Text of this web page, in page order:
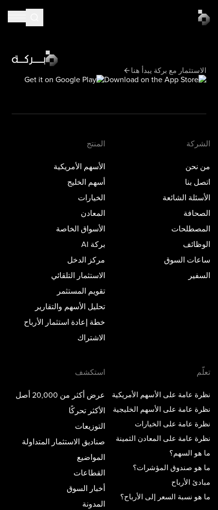
الاستثمار مع بركة يبدأ هنا
الشركة
من نحن
اتصل بنا
الأسئلة الشائعة
الصحافة
المصطلحات
الوظائف
ساعات السوق
السفير
المنتج
الأسهم الأمريكية
أسهم الخليج
الخيارات
المعادن
الأسواق الخاصة
بركة AI
مركز الدخل
الاستثمار التلقائي
تقويم المستثمر
تحليل الأسهم والتقارير
خطة إعادة استثمار الأرباح
الاشتراك
تعلّم
نظرة عامة على الأسهم الأمريكية
نظرة عامة على الأسهم الخليجية
نظرة عامة على الخيارات
نظرة عامة على المعادن الثمينة
ما هو السهم؟
ما هو صندوق المؤشرات؟
مبادئ الأرباح
ما هو نسبة السعر إلى الأرباح؟
استكشف
عرض أكثر من 20,000 أصل
الأكثر تحركًا
التوزيعات
صناديق الاستثمار المتداولة
المواضيع
القطاعات
أخبار السوق
المدونة